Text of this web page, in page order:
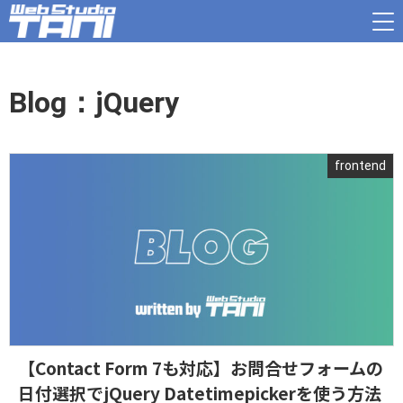
Blog：jQuery
frontend
【Contact Form 7も対応】お問合せフォームの
日付選択でjQuery Datetimepickerを使う方法